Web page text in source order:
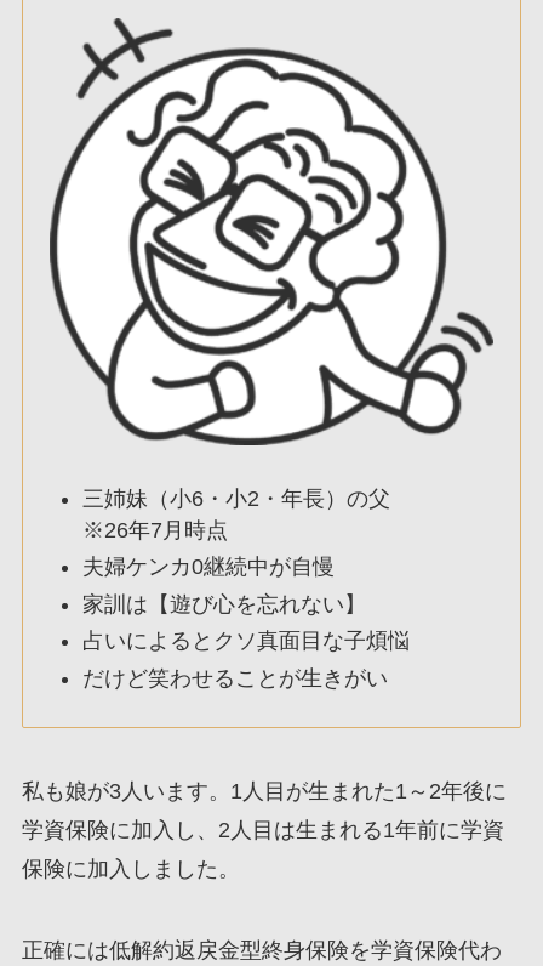
三姉妹（小6・小2・年長）の父
※26年7月時点
夫婦ケンカ0継続中が自慢
家訓は【遊び心を忘れない】
占いによるとクソ真面目な子煩悩
だけど笑わせることが生きがい
私も娘が3人います。1人目が生まれた1～2年後に
学資保険に加入し、2人目は生まれる1年前に学資
保険に加入しました。
正確には低解約返戻金型終身保険を学資保険代わ